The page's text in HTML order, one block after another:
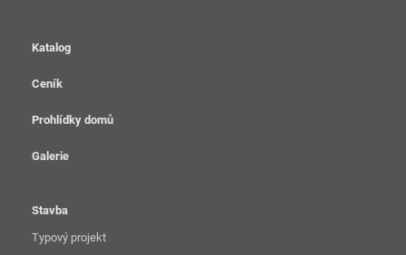
Katalog
Ceník
Prohlídky domů
Galerie
Stavba
Typový projekt